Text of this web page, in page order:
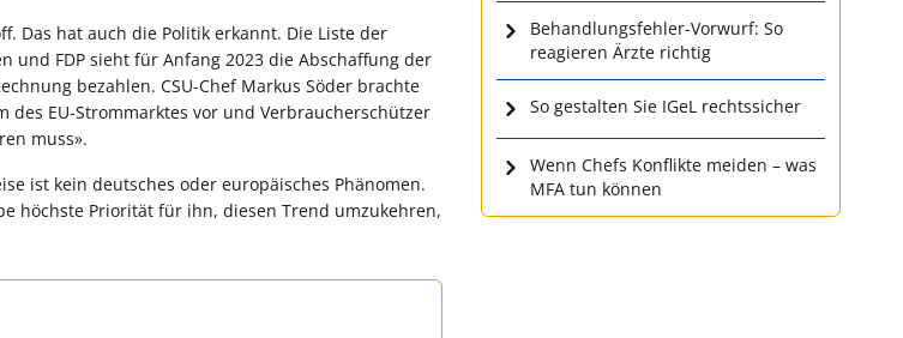
Das hat auch die Politik erkannt. Die Liste der
und FDP sieht für Anfang 2023 die Abschaffung der
bezahlen. CSU-Chef Markus Söder brachte
EU-Strommarktes vor und Verbraucherschützer
muss».
ist kein deutsches oder europäisches Phänomen.
höchste Priorität für ihn, diesen Trend umzukehren,
Behandlungsfehler-Vorwurf: So
reagieren Ärzte richtig
So gestalten Sie IGeL rechtssicher
Wenn Chefs Konflikte meiden – was
MFA tun können